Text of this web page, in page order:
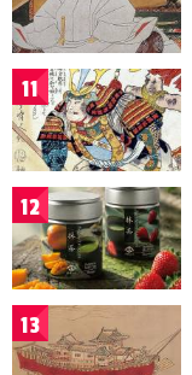
11
12
13